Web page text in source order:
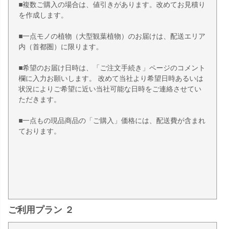
■複数ご購入の場合は、値引きがあります。改めてお見積り
を作成します。
■一点モノの植物（大型観葉植物）のお届けは、配送エリア
内（首都圏）に限ります。
■希望のお届け日時は、「ご注文手続き」ページのコメント
欄に入力お願いします。 改めて当社より希望日時あるいは
状況によりご希望に近い当社可能な日時をご連絡させてい
ただきます。
■一点もの現品商品の「ご購入」価格には、配送費が含まれ
ております。
ご利用プラン ２